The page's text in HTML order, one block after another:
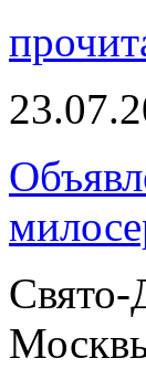
Свято-